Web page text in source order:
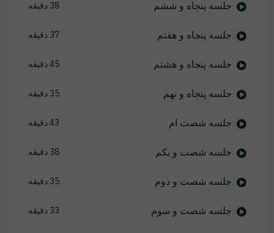
جلسه پنجاه و ششم 38 دقیقه
جلسه پنجاه و هفتم 37 دقیقه
جلسه پنجاه و هشتم 45 دقیقه
جلسه پنجاه و نهم 35 دقیقه
جلسه شصت ام 43 دقیقه
جلسه شصت و یکم 38 دقیقه
جلسه شصت و دوم 35 دقیقه
جلسه شصت و سوم 33 دقیقه